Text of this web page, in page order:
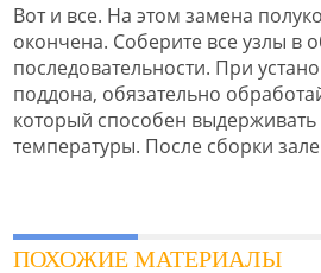
Вот и все. На этом замена
окончена. Соберите все узлы в
последовательности. При
поддона, обязательно
который способен
температуры. После сборки
ПОХОЖИЕ МАТЕРИАЛЫ